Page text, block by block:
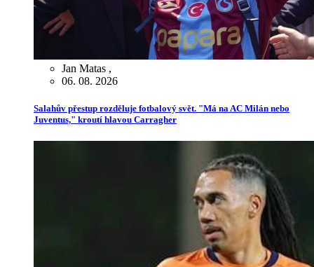
Jan Matas ,
06. 08. 2026
Salahův přestup rozděluje fotbalový svět. "Má na AC Milán nebo
Juventus," kroutí hlavou Carragher